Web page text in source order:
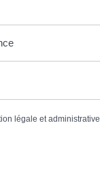
légale et administrative